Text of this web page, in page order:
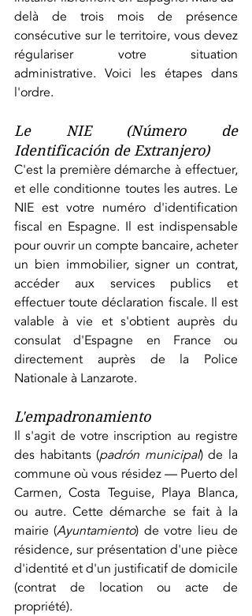
delà de trois mois de présence
consécutive sur le territoire, vous devez
régulariser votre situation
administrative. Voici les étapes dans
l'ordre.
Le NIE (Número de
Identificación de Extranjero)
C'est la première démarche à effectuer,
et elle conditionne toutes les autres. Le
NIE est votre numéro d'identification
fiscal en Espagne. Il est indispensable
pour ouvrir un compte bancaire, acheter
un bien immobilier, signer un contrat,
accéder aux services publics et
effectuer toute déclaration fiscale. Il est
valable à vie et s'obtient auprès du
consulat d'Espagne en France ou
directement auprès de la Police
Nationale à Lanzarote.
L'empadronamiento
Il s'agit de votre inscription au registre
des habitants (padrón municipal) de la
commune où vous résidez — Puerto del
Carmen, Costa Teguise, Playa Blanca,
ou autre. Cette démarche se fait à la
mairie (Ayuntamiento) de votre lieu de
résidence, sur présentation d'une pièce
d'identité et d'un justificatif de domicile
(contrat de location ou acte de
propriété).